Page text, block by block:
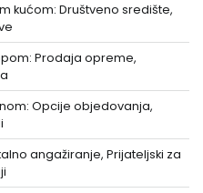
kućom: Društveno središte,
Prodaja opreme,
Opcije objedovanja,
angažiranje, Prijateljski za